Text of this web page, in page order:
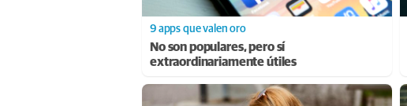
9 apps que valen oro
No son populares, pero sí
extraordinariamente útiles